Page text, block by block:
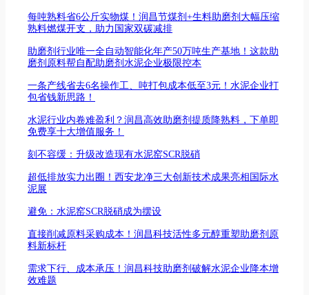
每吨熟料省6公斤实物煤！润昌节煤剂+生料助磨剂大幅压缩
熟料燃煤开支，助力国家双碳减排
助磨剂行业唯一全自动智能化年产50万吨生产基地！这款助
磨剂原料帮自配助磨剂水泥企业极限控本
一条产线省去6名操作工、吨打包成本低至3元！水泥企业打
包省钱新思路！
水泥行业内卷难盈利？润昌高效助磨剂提质降熟料，下单即
免费享十大增值服务！
刻不容缓：升级改造现有水泥窑SCR脱硝
超低排放实力出圈！西安龙净三大创新技术成果亮相国际水
泥展
避免：水泥窑SCR脱硝成为摆设
直接削减原料采购成本！润昌科技活性多元醇重塑助磨剂原
料新标杆
需求下行、成本承压！润昌科技助磨剂破解水泥企业降本增
效难题